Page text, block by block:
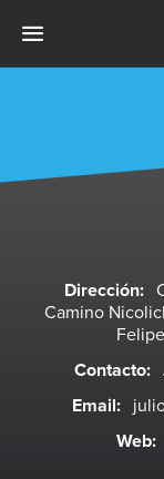
Dirección:
Camino
Contacto:
Email:
Web: